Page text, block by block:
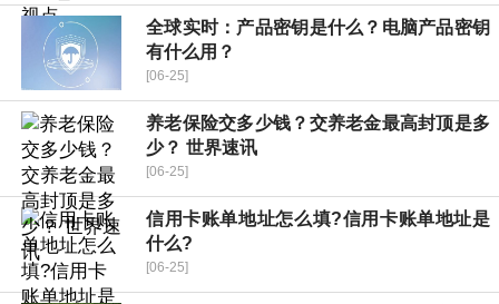
全球实时：产品密钥是什么？电脑产品密钥
有什么用？
[06-25]
养老保险交多少钱？交养老金最高封顶是多
少？ 世界速讯
[06-25]
信用卡账单地址怎么填?信用卡账单地址是
什么?
[06-25]